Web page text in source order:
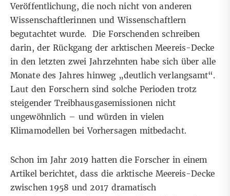
Veröffentlichung, die noch nicht von anderen
Wissenschaftlerinnen und Wissenschaftlern
begutachtet wurde. Die Forschenden schreiben
darin, der Rückgang der arktischen Meereis-Decke
in den letzten zwei Jahrzehnten habe sich über alle
Monate des Jahres hinweg „deutlich verlangsamt“.
Laut den Forschern sind solche Perioden trotz
steigender Treibhausgasemissionen nicht
ungewöhnlich – und würden in vielen
Klimamodellen bei Vorhersagen mitbedacht.
Schon im Jahr 2019 hatten die Forscher in einem
Artikelberichtet, dass die arktische Meereis-Decke
zwischen 1958 und 2017 dramatisch